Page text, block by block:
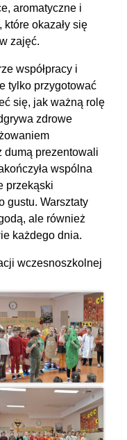
aromatyczne i
które okazały się
zajęć.
współpracy i
tylko przygotować
się, jak ważną rolę
zdrowe
dumą prezentowali
wspólna
przekąski
gustu. Warsztaty
ale również
każdego dnia.
wczesnoszkolnej